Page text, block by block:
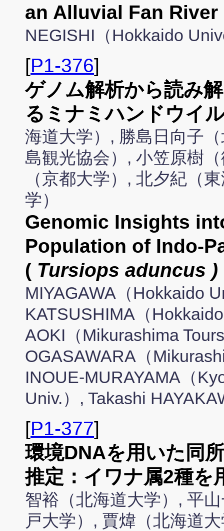
an Alluvial Fan River
NEGISHI（Hokkaido
[P1-376]
ゲノム解析から読み
るミナミハンドウイ
海道大学）, 勝島日向子
島観光協会）, 小笠原樹
（京都大学）, 北夕紀（
学）
Genomic Insights
Population of Indo-
( Tursiops aduncus )
MIYAGAWA（Hokkaido
KATSUSHIMA（
AOKI（Mikurashima
OGASAWARA（
INOUE-MURAYAMA（
Univ.）, Takashi
[P1-377]
環境DNAを用いた同
推定：イワナ属2種を
智裕（北海道大学）, 平
戸大学）, 賈煒（北海道